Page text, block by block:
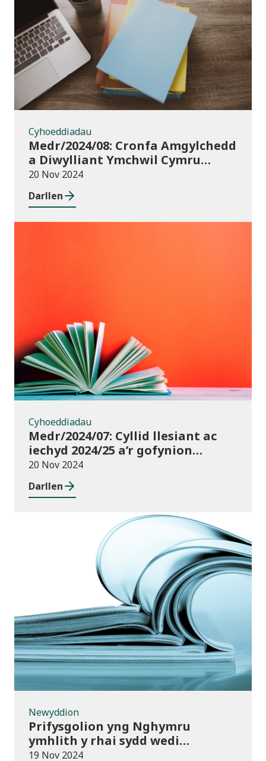
Cyhoeddiadau
Cyhoeddiadau
Medr/2024/08: Cronfa Amgylchedd
a Diwylliant Ymchwil Cymru
(WREC) 2024/25
20 Nov 2024
Darllen
Cyhoeddiadau
Medr/2024/07: Cyllid llesiant ac
iechyd 2024/25 a’r gofynion
monitro
20 Nov 2024
Darllen
Newyddion
Newyddion
Prifysgolion yng Nghymru
ymhlith y rhai sydd wedi
mabwysiadu’r polisïau arfer
19 Nov 2024